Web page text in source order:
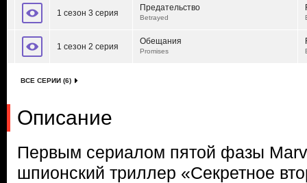
1 сезон 3 серия
Предательство
Betrayed
1 сезон 2 серия
Обещания
Promises
ВСЕ СЕРИИ (6)
Описание
Первым сериалом пятой фазы
шпионский триллер «Секретное